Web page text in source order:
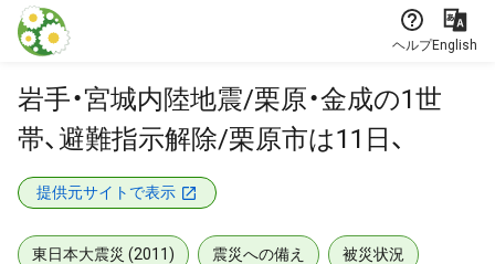
本文に飛ぶ
ヘルプEnglish
岩手・宮城内陸地震/栗原・金成の1世
帯、避難指示解除/栗原市は11日、
提供元サイトで表示
東日本大震災 (2011) 震災への備え 被災状況